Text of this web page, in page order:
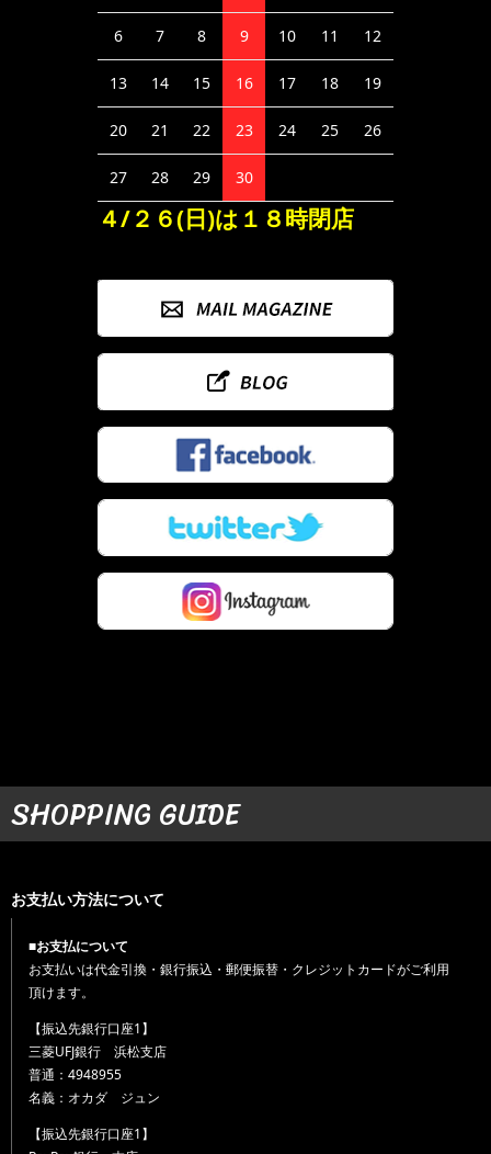
6 7 8 9 10 11 12
13 14 15 16 17 18 19
20 21 22 23 24 25 26
27 28 29 30
４/２６(日)は１８時閉店
SHOPPING GUIDE
お支払い方法について
■お支払について
お支払いは代金引換・銀行振込・郵便振替・クレジットカードがご利用
頂けます。
【振込先銀行口座1】
三菱UFJ銀行 浜松支店
普通：4948955
名義：オカダ ジュン
【振込先銀行口座1】